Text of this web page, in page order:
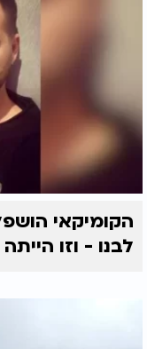
הקומיקאי
לבנו - וזו